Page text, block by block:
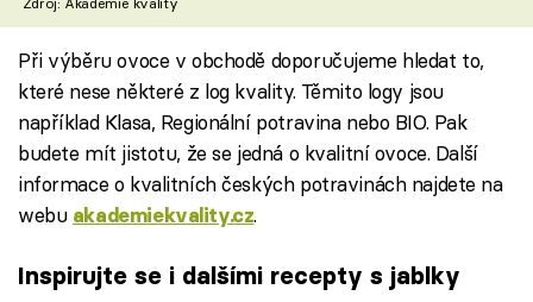
Při výběru ovoce v obchodě doporučujeme hledat to,
které nese některé z log kvality. Těmito logy jsou
například Klasa, Regionální potravina nebo BIO. Pak
budete mít jistotu, že se jedná o kvalitní ovoce. Další
informace o kvalitních českých potravinách najdete na
webu akademiekvality.cz.
Inspirujte se i dalšími recepty s jablky